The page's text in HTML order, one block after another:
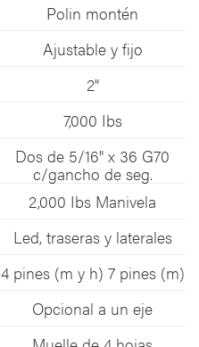
Polin montén
Ajustable y fijo
2"
7,000 Ibs
Dos de 5/16" x 36 G70
c/gancho de seg.
2,000 Ibs Manivela
Led, traseras y laterales
4 pines (m y h) 7 pines (m)
Opcional a un eje